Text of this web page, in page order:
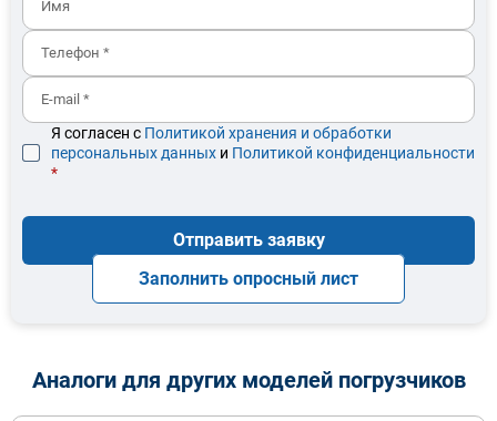
Я согласен с Политикой хранения и обработки
персональных данных и Политикой конфиденциальности
*
Отправить заявку
Заполнить опросный лист
Аналоги для других моделей погрузчиков